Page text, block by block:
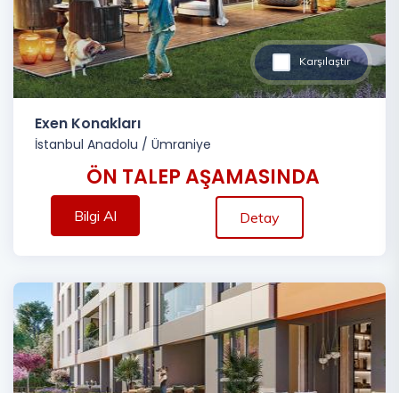
Karşılaştır
Exen Konakları
İstanbul Anadolu / Ümraniye
ÖN TALEP AŞAMASINDA
Bilgi Al Detay